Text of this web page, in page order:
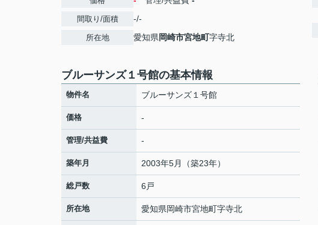
間取り/面積 -/-
所在地 愛知県岡崎市宮地町字寺北
ブルーサンズ１号館の基本情報
物件名 ブルーサンズ１号館
価格 -
管理/共益費 -
築年月 2003年5月（築23年）
総戸数 6戸
所在地 愛知県岡崎市宮地町字寺北